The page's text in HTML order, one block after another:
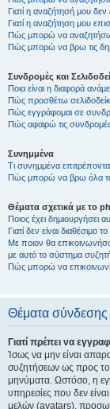
Γιατί η αναζήτησή μου
Γιατί η αναζήτηση μου
Πώς μπορώ να αναζητήσω
Πώς μπορώ να βρω τις
Συνδρομές και
Ποια είναι η διαφορά
Πώς προσθέτω
Πώς εγγράφομαι σε
Πώς αφαιρώ τις
Συνημμένα
Τι συνημμένα
Πώς μπορώ να βρω όλα
Θέματα σχετικά με το
Ποιος έχει δημιουργήσει
Γιατί δεν είναι διαθέσιμο
Με ποιον θα
με αυτό το σύστημα
Πώς μπορώ να
Θέματα σύνδεσης
Γιατί πρέπει να
Ίσως να μην είναι
συζητήσεων ως προς το
μηνύματα. Ωστόσο, η
υπηρεσίες που δεν
μελών (avatars),